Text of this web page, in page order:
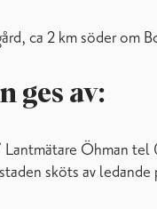
ca 2 km söder
ges av:
Lantmätare Öhman
sköts av